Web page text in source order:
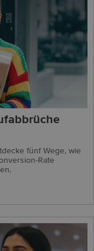
fünf Wege, wie
Rate